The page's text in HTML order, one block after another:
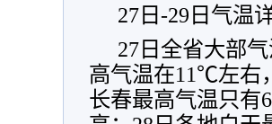
27日-29日气温
27日全省大部
高气温在11℃左右
长春最高气温只